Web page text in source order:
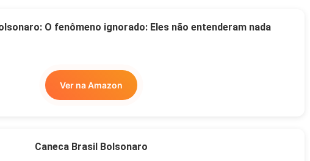
O fenômeno ignorado: Eles não entenderam nada
Ver na Amazon
Caneca Brasil Bolsonaro